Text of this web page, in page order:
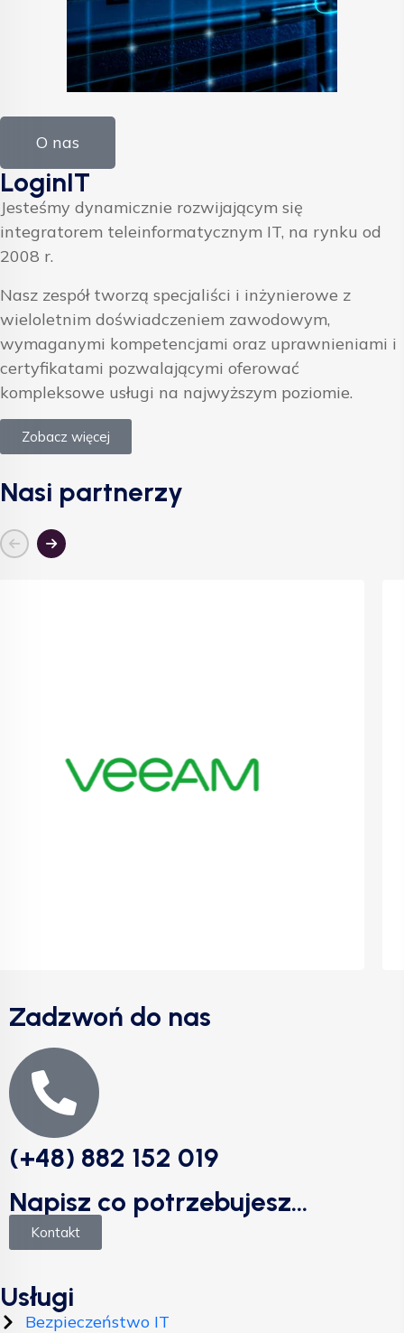
O nas
LoginIT
Jesteśmy dynamicznie rozwijającym się
integratorem teleinformatycznym IT, na rynku od
2008 r.
Nasz zespół tworzą specjaliści i inżynierowe z
wieloletnim doświadczeniem zawodowym,
wymaganymi kompetencjami oraz uprawnieniami i
certyfikatami pozwalającymi oferować
kompleksowe usługi na najwyższym poziomie.
Zobacz więcej
Nasi partnerzy
Zadzwoń do nas
(+48) 882 152 019
Napisz co potrzebujesz...
Kontakt
Usługi
Bezpieczeństwo IT